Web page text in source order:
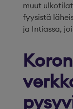
muut
fyysistä
ja Intiassa,